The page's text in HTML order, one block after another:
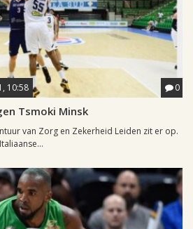
10:58 0
Tsmoki Minsk
van Zorg en Zekerheid Leiden zit er op.